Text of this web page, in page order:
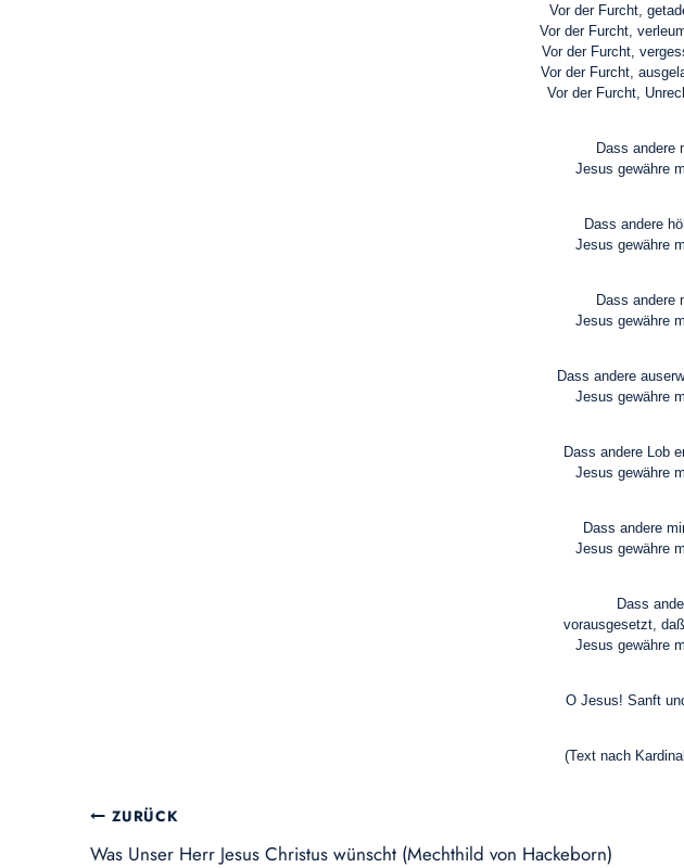
Vor der Furcht,
Vor der Furcht,
Vor der Furcht,
Vor der Furcht,
Vor der Furcht,
Dass andere
Jesus gewähre
Dass andere
Jesus gewähre
Dass andere
Jesus gewähre
Dass andere
Jesus gewähre
Dass andere Lob
Jesus gewähre
Dass andere
Jesus gewähre
Dass
vorausgesetzt,
Jesus gewähre
O Jesus! Sanft
(Text nach
Beitragsnavigation
ZURÜCK
Was Unser Herr Jesus Christus wünscht (Mechthild von Hackeborn)